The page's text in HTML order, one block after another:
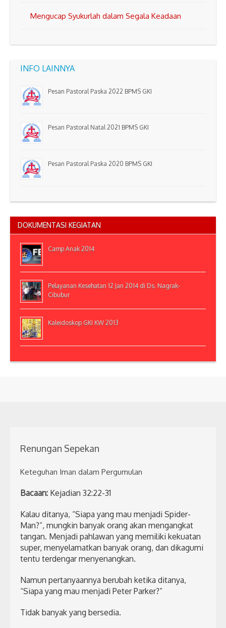
Mengucap Syukurlah dalam Segala Keadaan
INFO LAINNYA
Pesan Pastoral Paska 2022 BPMS GKI
Pesan Pastoral Natal 2021 BPMS GKI
Pesan Pastoral Paska 2020 BPMS GKI
DOKUMENTASI KEGIATAN
Camp Anak 2014
Pelayanan Kesehatan 12 Jan 2014 di Ds. Nagrak-
Cibubur
Kaleidoskop GKI KW 2013
Renungan Sepekan
Keteguhan Iman dalam Pergumulan
Bacaan: Kejadian 32:22-31
Kalau ditanya, “Siapa yang mau menjadi Spider-
Man?”, mungkin banyak orang akan mengangkat
tangan. Menjadi pahlawan yang memiliki kekuatan
super, menyelamatkan banyak orang, dan dikagumi
tentu terdengar menyenangkan.
Namun pertanyaannya berubah ketika ditanya,
“Siapa yang mau menjadi Peter Parker?”
Tidak banyak yang bersedia.